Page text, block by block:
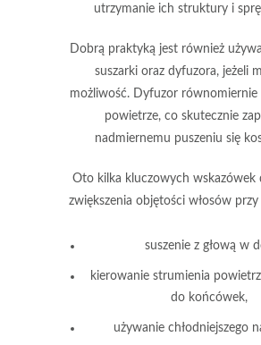
utrzymanie ich struktury i
Dobrą praktyką jest również
suszarki oraz dyfuzora, jeżeli
możliwość. Dyfuzor równomiernie
powietrze, co skutecznie
nadmiernemu puszeniu się
Oto kilka kluczowych wskazówek
zwiększenia objętości włosów
suszenie z głową w
kierowanie strumienia
do końcówek,
używanie chłodniejszego